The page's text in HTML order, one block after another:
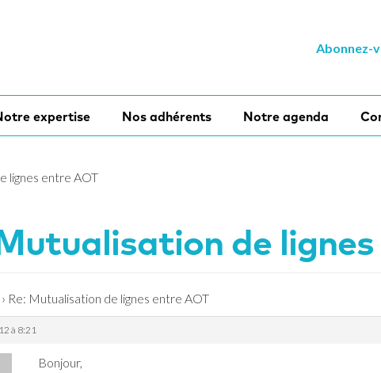
Abonnez-
expertise Nos adhérents Notre agenda
lignes entre AOT
de
› Re: Mutualisation de lignes entre AOT
à 8:21
Bonjour,